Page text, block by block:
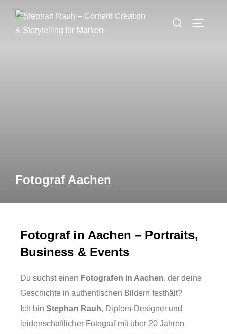
Fotograf Aachen
Fotograf in Aachen – Portraits,
Business & Events
Du suchst einen Fotografen in Aachen, der deine
Geschichte in authentischen Bildern festhält?
Ich bin Stephan Rauh, Diplom-Designer und
leidenschaftlicher Fotograf mit über 20 Jahren